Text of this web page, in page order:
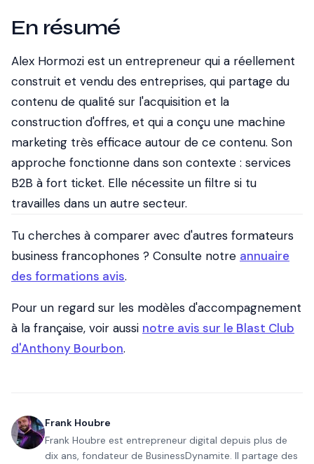
En résumé
Alex Hormozi est un entrepreneur qui a réellement
construit et vendu des entreprises, qui partage du
contenu de qualité sur l'acquisition et la
construction d'offres, et qui a conçu une machine
marketing très efficace autour de ce contenu. Son
approche fonctionne dans son contexte : services
B2B à fort ticket. Elle nécessite un filtre si tu
travailles dans un autre secteur.
Tu cherches à comparer avec d'autres formateurs
business francophones ? Consulte notre annuaire
des formations avis.
Pour un regard sur les modèles d'accompagnement
à la française, voir aussi notre avis sur le Blast Club
d'Anthony Bourbon.
Frank Houbre
Frank Houbre est entrepreneur digital depuis plus de
dix ans, fondateur de BusinessDynamite. Il partage des